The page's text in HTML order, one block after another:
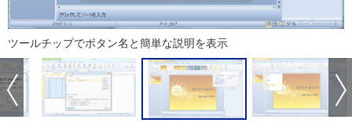
ツールチップでボタン名と簡単な説明を表示